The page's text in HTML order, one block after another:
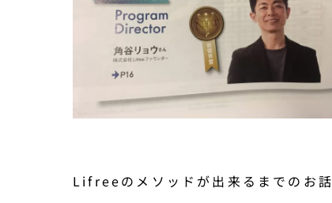
Lifreeのメソッドが出来るまでのお話